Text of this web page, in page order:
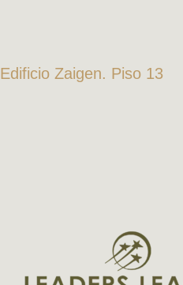
Zaigen. Piso 13